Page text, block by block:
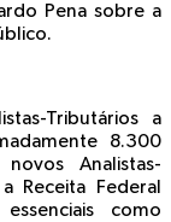
Pena sobre a
Tributários a
8.300
Analistas-
Receita Federal
como